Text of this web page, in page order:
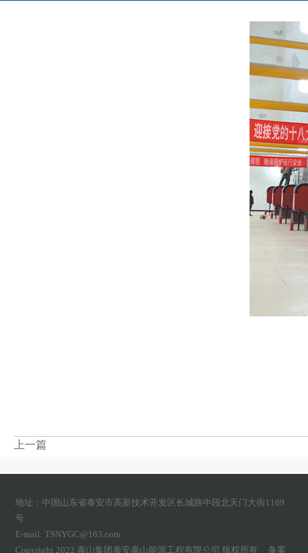
上一篇
地址：中国山东省泰安市高新技术开发区长城路中段北天门大街1169
号
E-mail: TSNYGC@163.com
Copyright 2022 泰山集团泰安泰山能源工程有限公司 版权所有 备案